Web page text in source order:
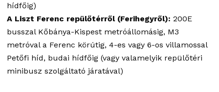
hídfőig)
A Liszt Ferenc repülőtérről (Ferihegyről): 200E
busszal Kőbánya-Kispest metróállomásig, M3
metróval a Ferenc körútig, 4-es vagy 6-os villamossal
Petőfi híd, budai hídfőig (vagy valamelyik repülőtéri
minibusz szolgáltató járatával)